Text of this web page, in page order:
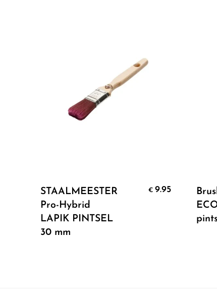
Add To Cart
STAALMEESTER
Pro-Hybrid
LAPIK PINTSEL
30 mm
€ 9.95